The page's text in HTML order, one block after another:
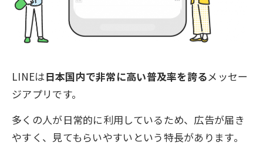
LINEは日本国内で非常に高い普及率を誇るメッセー
ジアプリです。
多くの人が日常的に利用しているため、広告が届き
やすく、見てもらいやすいという特長があります。